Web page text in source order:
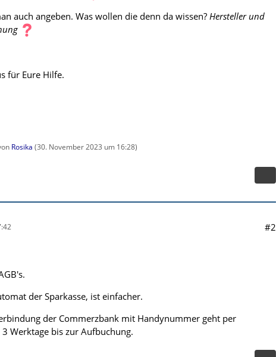
auch angeben. Was wollen die denn da wissen? Hersteller und
für Eure Hilfe.
Rosika (30. November 2023 um 16:28)
#2
der Sparkasse, ist einfacher.
der Commerzbank mit Handynummer geht per
Werktage bis zur Aufbuchung.